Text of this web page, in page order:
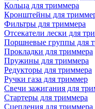
Кольца для триммера
Кронштейны для
Фильтры для триммера
Отсекатели лески для
Поршневые группы для
Прокладки для триммера
Пружины для триммера
Редукторы для триммера
Ручки газа для триммер
Свечи зажигания для
Стартеры для триммера
Сцепления для триммера